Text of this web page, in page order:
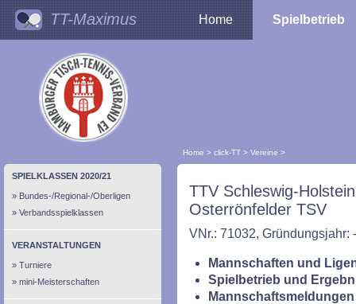
TT-Maximus Home Spielbetrieb
Home > click-TT > Vereine >
SPIELKLASSEN 2020/21
Bundes-/Regional-/Oberligen
Verbandsspielklassen
VERANSTALTUNGEN
Turniere
mini-Meisterschaften
TTV Schleswig-Holstein
Osterrönfelder TSV
VNr.: 71032, Gründungsjahr: -
Mannschaften und
Spielbetrieb und